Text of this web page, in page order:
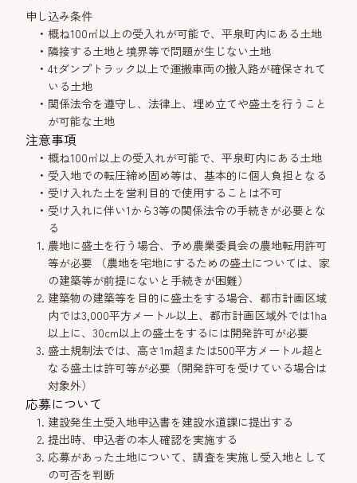
申し込み条件
概ね100㎥以上の受入れが可能で、平泉町内にある土地
隣接する土地と境界等で問題が生じない土地
4tダンプトラック以上で運搬車両の搬入路が確保されて
いる土地
関係法令を遵守し、法律上、埋め立てや盛土を行うこと
が可能な土地
注意事項
概ね100㎥以上の受入れが可能で、平泉町内にある土地
受入地での転圧締め固め等は、基本的に個人負担となる
受け入れた土を営利目的で使用することは不可
受け入れに伴い1から3等の関係法令の手続きが必要とな
る
農地に盛土を行う場合、予め農業委員会の農地転用許可
等が必要 （農地を宅地にするための盛土については、家
の建築等が前提にないと手続きが困難）
建築物の建築等を目的に盛土をする場合、都市計画区域
内では3,000平方メートル以上、都市計画区域外では1ha
以上に、30cm以上の盛土をするには開発許可が必要
盛土規制法では、高さ1m超または500平方メートル超と
なる盛土は許可等が必要（開発許可を受けている場合は
対象外）
応募について
建設発生土受入地申込書を建設水道課に提出する
提出時、申込者の本人確認を実施する
応募があった土地について、調査を実施し受入地として
の可否を判断